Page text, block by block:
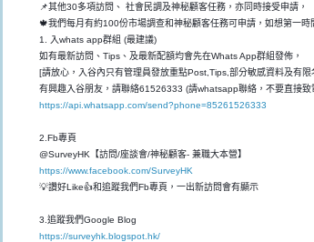
📌其他30多項訪問、 社會民調及神秘顧客任務，亦同時接受申請，
🍁我們每月有約100份市場調查和神秘顧客任務可申請，如想第一時
1. 入whats app群組 (最建議)
如有最新訪問、Tips、及最新配額均會先在Whats App群組發佈，
[請放心，入谷內只有管理員發放重點Post,Tips,部分敏感資料及有
有興趣入谷朋友，請聯絡61526333 (請whatsapp聯絡，不要直接致
https://api.whatsapp.com/send?phone=85261526333
2.Fb專頁
@SurveyHK【訪問/座談會/神秘顧客- 兼職大本營】
https://www.facebook.com/SurveyHK
💡讚好Like👍和追蹤我們Fb專頁，一出新訪問會有顯示
3.追蹤我們Google Blog
https://surveyhk.blogspot.hk/